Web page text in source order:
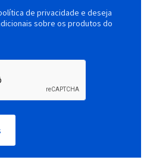
de privacidade e deseja
sobre os produtos do